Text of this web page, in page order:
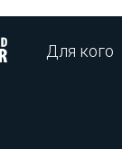
Для кого